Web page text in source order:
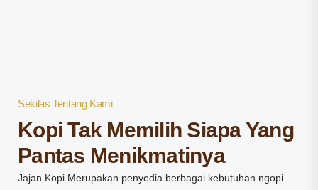
Sekilas Tentang Kami
Kopi Tak Memilih Siapa Yang
Pantas Menikmatinya
Jajan Kopi Merupakan penyedia berbagai kebutuhan ngopi